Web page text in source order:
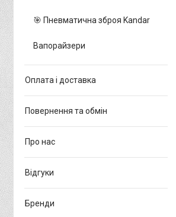
🎯 Пневматична зброя Kandar
Вапорайзери
Оплата і доставка
Повернення та обмін
Про нас
Відгуки
Бренди